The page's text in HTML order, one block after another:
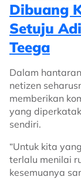
Dibuang
Setuju
Teega
Dalam
netizen
memberikan
yang
sendiri.
“Untuk kita
terlalu menilai
kesemuanya